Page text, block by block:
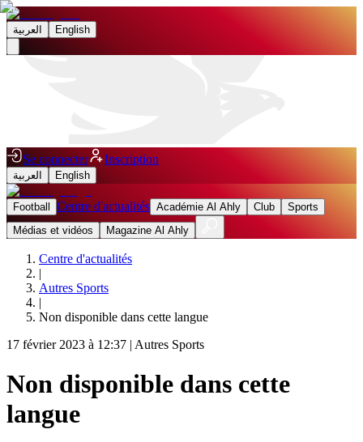
العربية English
Se connecter Inscription
العربية English
Football Centre d'actualités Académie Al Ahly Club
Sports
Médias et vidéos
Magazine Al Ahly
Centre d'actualités
|
Autres Sports
|
Non disponible dans cette langue
17 février 2023 à 12:37 | Autres Sports
Non disponible dans cette
langue